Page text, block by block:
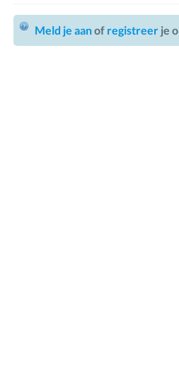
Meld je aanof registreerje